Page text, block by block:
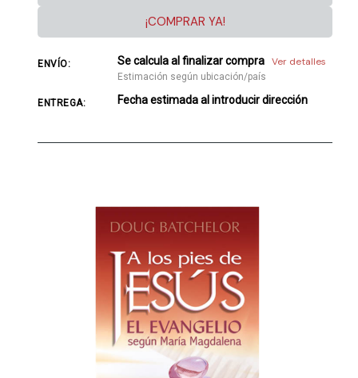
¡COMPRAR YA!
ENVÍO: Se calcula al finalizar compra Ver detalles
Estimación según ubicación/país
ENTREGA: Fecha estimada al introducir dirección